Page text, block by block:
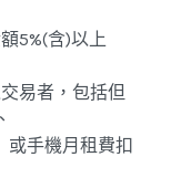
5%(含)以上
易者，包括但
或手機月租費扣